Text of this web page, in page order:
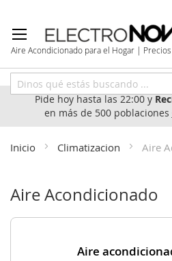
al
contenido
Aire Acondicionado para el Hogar |
Pide hoy hasta las 22:00 y
en más de 500 poblaciones
Inicio Climatizacion Aire
Aire Acondicionado
Aire